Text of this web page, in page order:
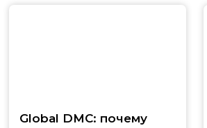
Global DMC: почему